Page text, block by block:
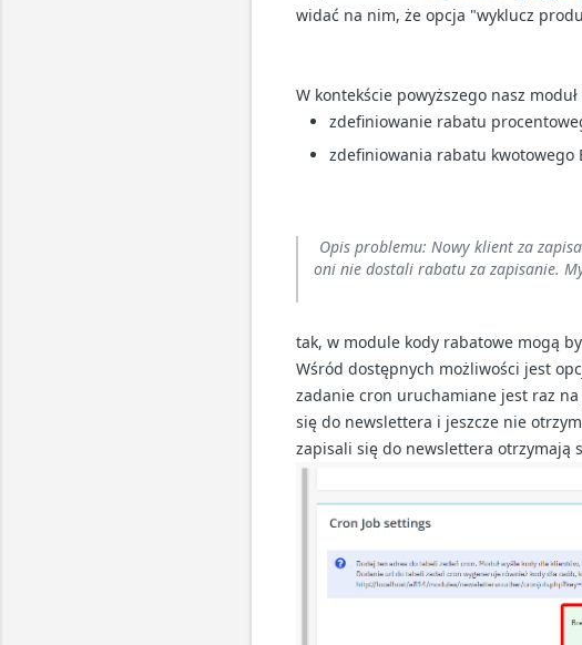
widać na nim, że opcja "wyklucz
W kontekście powyższego nasz
zdefiniowanie rabatu
zdefiniowania rabatu kwotowego
Opis problemu: Nowy klient za
oni nie dostali rabatu za zapisanie.
tak, w module kody rabatowe mogą
Wśród dostępnych możliwości jest
zadanie cron uruchamiane jest raz
się do newslettera i jeszcze nie
zapisali się do newslettera otrzymają